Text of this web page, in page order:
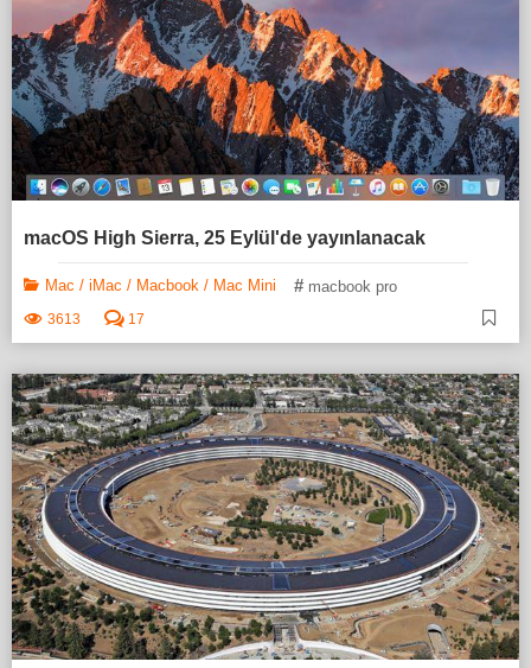
macOS High Sierra, 25 Eylül'de yayınlanacak
Mac / iMac / Macbook / Mac Mini # macbook pro
3613 17